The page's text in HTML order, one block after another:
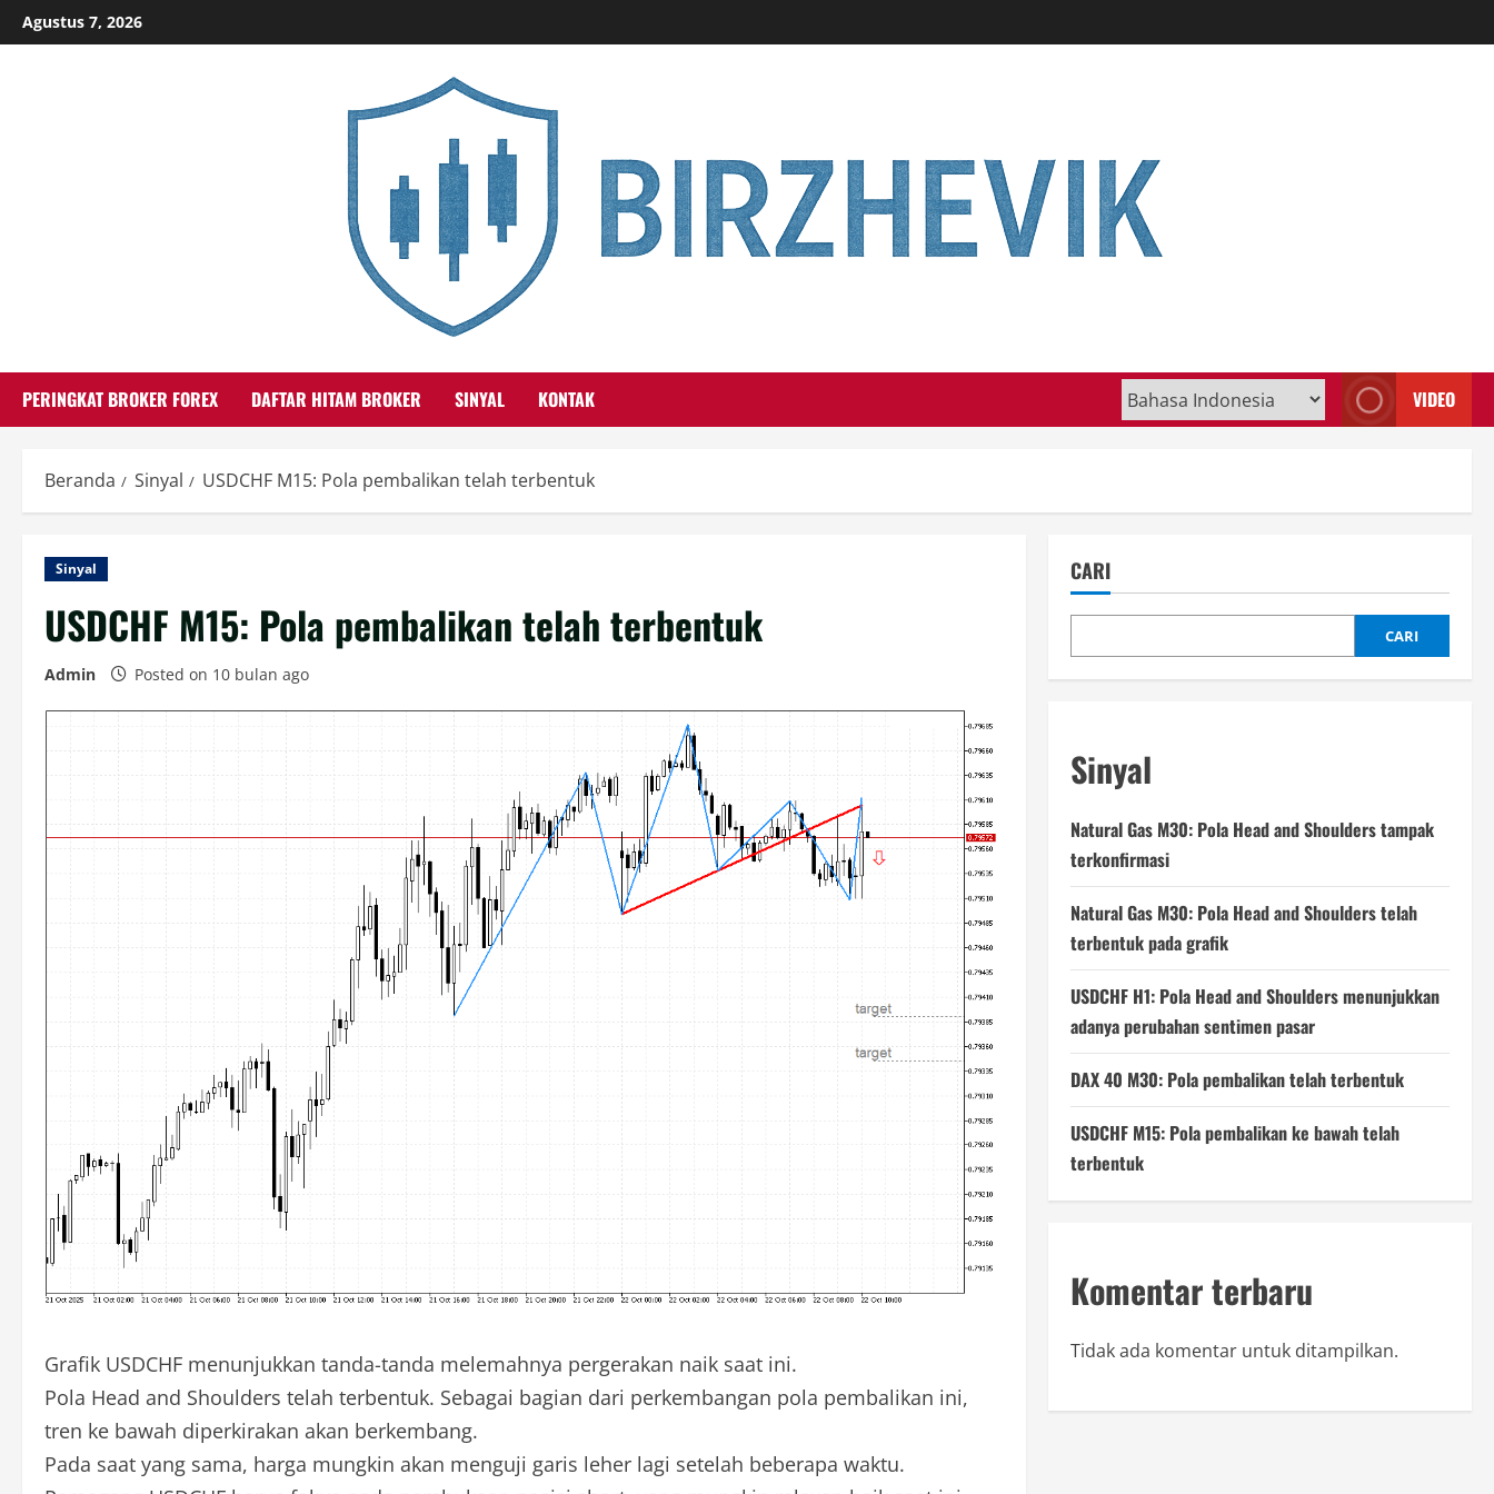
Skip
to
Agustus 7, 2026
PERINGKAT BROKER FOREX DAFTAR HITAM BROKER SINYAL KONTAK VIDEO
Beranda Sinyal USDCHF M15: Pola pembalikan telah terbentuk
Sinyal
USDCHF M15: Pola pembalikan telah terbentuk
Admin Posted on 10 bulan ago
Grafik USDCHF menunjukkan tanda-tanda melemahnya pergerakan naik saat ini.
Pola Head and Shoulders telah terbentuk. Sebagai bagian dari perkembangan pola pembalikan ini,
tren ke bawah diperkirakan akan berkembang.
Pada saat yang sama, harga mungkin akan menguji garis leher lagi setelah beberapa waktu.
CARI
CARI
Sinyal
Natural Gas M30: Pola Head and Shoulders tampak
terkonfirmasi
Natural Gas M30: Pola Head and Shoulders telah
terbentuk pada grafik
USDCHF H1: Pola Head and Shoulders menunjukkan
adanya perubahan sentimen pasar
DAX 40 M30: Pola pembalikan telah terbentuk
USDCHF M15: Pola pembalikan ke bawah telah
terbentuk
Komentar terbaru
Tidak ada komentar untuk ditampilkan.